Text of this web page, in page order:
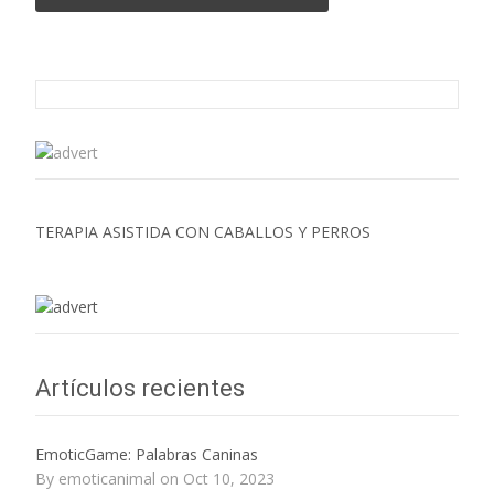
TERAPIA ASISTIDA CON CABALLOS Y PERROS
Artículos recientes
EmoticGame: Palabras Caninas
By emoticanimal on Oct 10, 2023